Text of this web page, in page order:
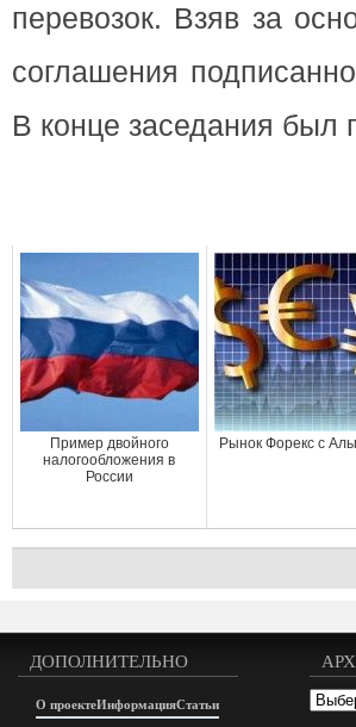
перевозок. Взяв за
соглашения
В конце заседания был
Пример двойного
налогообложения в
России
Рынок Форекс с
ДОПОЛНИТЕЛЬНО
О проектеИнформацияСтатьи Архивы